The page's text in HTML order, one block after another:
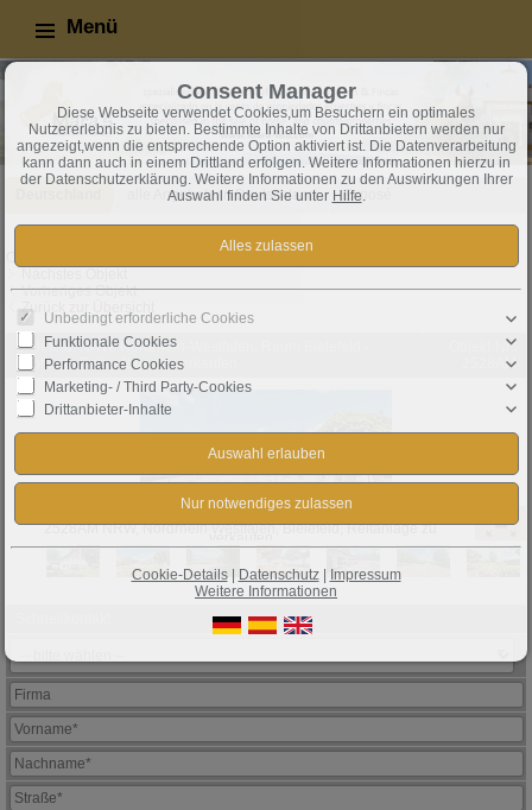
Menü
alle Angebote in Deutschland Exposé
Vorheriges Objekt
Zurück zur Übersicht
Bielefeld: NRW, Nordrhein-Westfalen, Raum Bielefeld -
gepflegte Reitanlage zu verkaufen
Objekt-Nr.:
2528AM
2528AM NRW, Nordrhein Westfalen, Bielefeld, Reitanlage zu
Consent Manager
Diese Webseite verwendet Cookies,um Besuchern ein optimales
Nutzererlebnis zu bieten. Bestimmte Inhalte von Drittanbietern werden nur
angezeigt,wenn die entsprechende Option aktiviert ist. Die Datenverarbeitung
kann dann auch in einem Drittland erfolgen. Weitere Informationen hierzu in
der Datenschutzerklärung. Weitere Informationen zu den Auswirkungen Ihrer
Auswahl finden Sie unter Hilfe
Unbedingt erforderliche Cookies
Funktionale Cookies
Performance Cookies
Marketing- / Third Party-Cookies
Drittanbieter-Inhalte
Cookie-Details| Datenschutz| Impressum
Weitere Informationen